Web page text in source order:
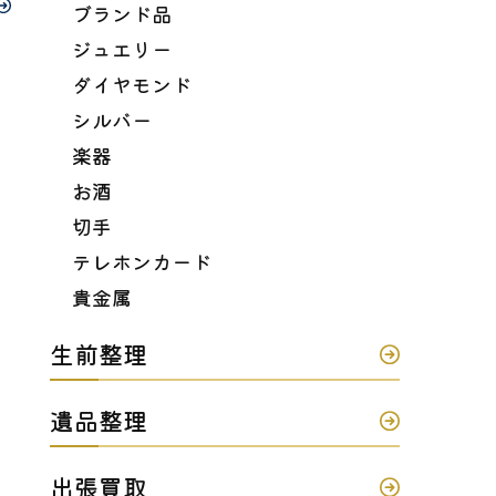
ブランド品
ジュエリー
ダイヤモンド
シルバー
楽器
お酒
切手
テレホンカード
貴金属
生前整理
遺品整理
出張買取